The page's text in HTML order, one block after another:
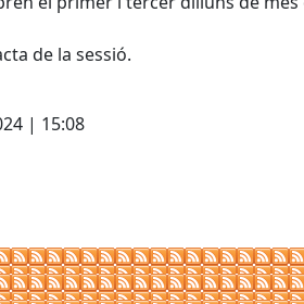
de la sessió.
| 15:08